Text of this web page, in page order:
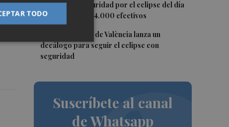
especial de seguridad por el eclipse del día
12, con más de 24.000 efectivos
El Ayuntamiento de València lanza un
decálogo para seguir el eclipse con
seguridad
Suscríbete al canal
de Whatsapp
TODO